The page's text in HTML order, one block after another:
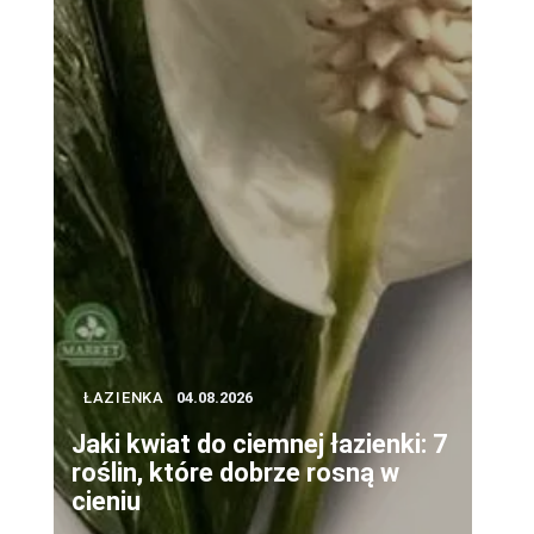
ŁAZIENKA 04.08.2026
Jaki kwiat do ciemnej łazienki: 7
roślin, które dobrze rosną w
cieniu